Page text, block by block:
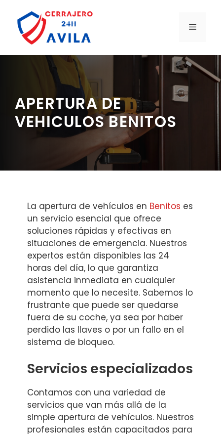
contenido
MENÚ
APERTURA DE
VEHICULOS BENITOS
La apertura de vehículos en Benitos es
un servicio esencial que ofrece
soluciones rápidas y efectivas en
situaciones de emergencia. Nuestros
expertos están disponibles las 24
horas del día, lo que garantiza
asistencia inmediata en cualquier
momento que lo necesite. Sabemos lo
frustrante que puede ser quedarse
fuera de su coche, ya sea por haber
perdido las llaves o por un fallo en el
sistema de bloqueo.
Servicios especializados
Contamos con una variedad de
servicios que van más allá de la
simple apertura de vehículos. Nuestros
profesionales están capacitados para